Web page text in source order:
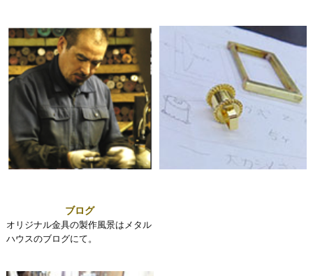
ブログ
オリジナル金具の製作風景はメタル
ハウスのブログにて。